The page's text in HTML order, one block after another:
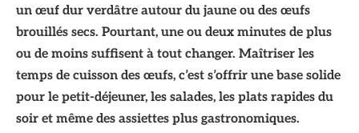
un œuf dur verdâtre autour du jaune ou des œufs
brouillés secs. Pourtant, une ou deux minutes de plus
ou de moins suffisent à tout changer. Maîtriser les
temps de cuisson des œufs, c’est s’offrir une base solide
pour le petit-déjeuner, les salades, les plats rapides du
soir et même des assiettes plus gastronomiques.